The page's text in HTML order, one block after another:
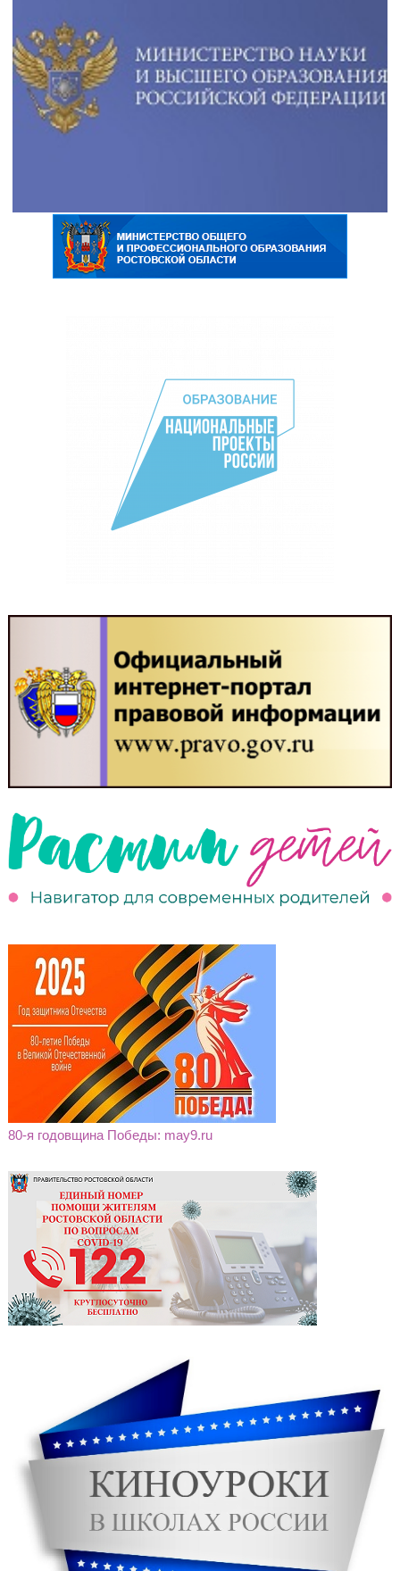
80-я годовщина Победы: may9.ru